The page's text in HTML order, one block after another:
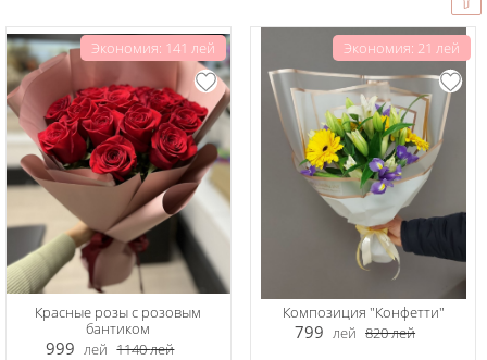
Экономия: 141 лей
Красные розы с розовым
бантиком
999 лей 1140лей
Экономия: 21 лей
Композиция "Конфетти"
799 лей 820лей